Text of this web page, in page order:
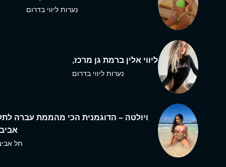
נערות ליווי בדרום
ליווי אלין ברמת גן מרכז,
נערות ליווי בדרום
ויולטה – הדוגמנית הכי מהממת עברה
תל